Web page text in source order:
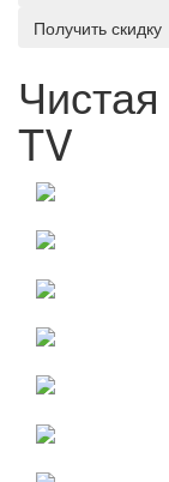
Получить скидку
TV